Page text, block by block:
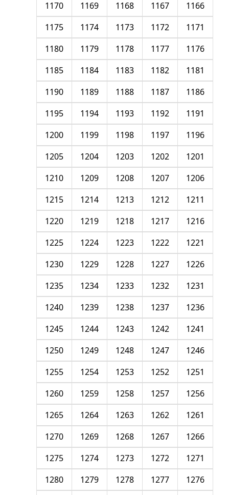
1166
1167
1168
1169
1170
1171
1172
1173
1174
1175
1176
1177
1178
1179
1180
1181
1182
1183
1184
1185
1186
1187
1188
1189
1190
1191
1192
1193
1194
1195
1196
1197
1198
1199
1200
1201
1202
1203
1204
1205
1206
1207
1208
1209
1210
1211
1212
1213
1214
1215
1216
1217
1218
1219
1220
1221
1222
1223
1224
1225
1226
1227
1228
1229
1230
1231
1232
1233
1234
1235
1236
1237
1238
1239
1240
1241
1242
1243
1244
1245
1246
1247
1248
1249
1250
1251
1252
1253
1254
1255
1256
1257
1258
1259
1260
1261
1262
1263
1264
1265
1266
1267
1268
1269
1270
1271
1272
1273
1274
1275
1276
1277
1278
1279
1280